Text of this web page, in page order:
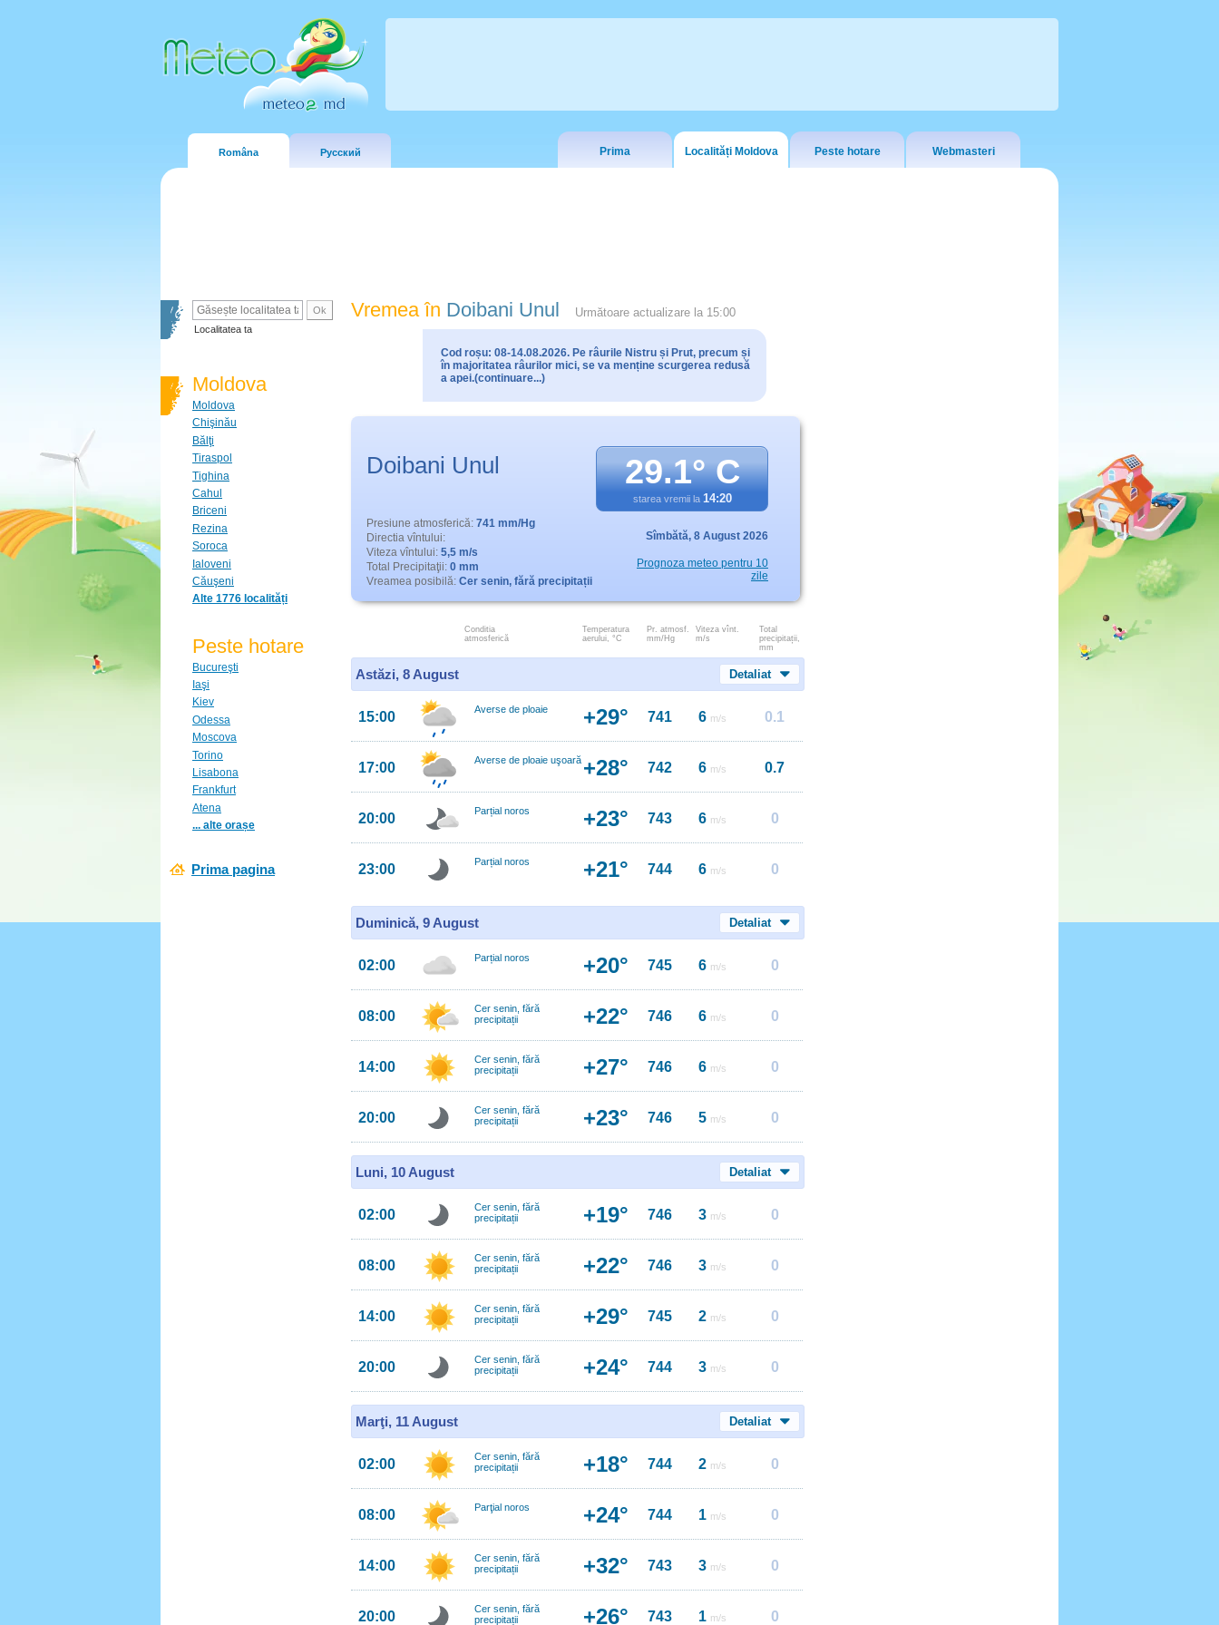
Româna Русский Prima Localități Moldova Peste hotare Webmasteri
Localitatea ta
Moldova
Moldova
Chişinău
Bălţi
Tiraspol
Tighina
Cahul
Briceni
Rezina
Soroca
Ialoveni
Căuşeni
Alte 1776 localități
Peste hotare
Bucureşti
Iaşi
Kiev
Odessa
Moscova
Torino
Lisabona
Frankfurt
Atena
... alte orașe
Prima pagina
Vremea în Doibani Unul Următoare actualizare la 15:00
Cod roșu: 08-14.08.2026. Pe râurile Nistru și Prut, precum și
în majoritatea râurilor mici, se va menține scurgerea redusă
a apei.(continuare...)
Doibani Unul 29.1° C
starea vremii la 14:20
Presiune atmosferică: 741 mm/Hg
Directia vîntului:
Viteza vîntului: 5,5 m/s
Total Precipitaţii: 0 mm
Vreamea posibilă: Cer senin, fără precipitații
Sîmbătă, 8 August 2026
Prognoza meteo pentru 10
zile
Conditia
atmosferică
Temperatura
aerului, °C
Pr. atmosf.
mm/Hg
Viteza vînt.
m/s
Total
precipitații,
mm
Astăzi, 8 August Detaliat
15:00 Averse de ploaie +29° 741 6 m/s 0.1
17:00 Averse de ploaie uşoară +28° 742 6 m/s 0.7
20:00 Parțial noros +23° 743 6 m/s 0
23:00 Parțial noros +21° 744 6 m/s 0
Duminică, 9 August Detaliat
02:00 Parțial noros +20° 745 6 m/s 0
08:00
Cer senin, fără
precipitații
+22° 746 6 m/s 0
14:00
Cer senin, fără
precipitații
+27° 746 6 m/s 0
20:00
Cer senin, fără
precipitații
+23° 746 5 m/s 0
Luni, 10 August Detaliat
02:00
Cer senin, fără
precipitații
+19° 746 3 m/s 0
08:00
Cer senin, fără
precipitații
+22° 746 3 m/s 0
14:00
Cer senin, fără
precipitații
+29° 745 2 m/s 0
20:00
Cer senin, fără
precipitații
+24° 744 3 m/s 0
Marţi, 11 August Detaliat
02:00
Cer senin, fără
precipitații
+18° 744 2 m/s 0
08:00 Parţial noros +24° 744 1 m/s 0
14:00
Cer senin, fără
precipitații
+32° 743 3 m/s 0
20:00
Cer senin, fără
precipitații
+26° 743 1 m/s 0